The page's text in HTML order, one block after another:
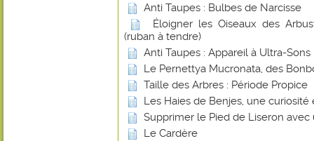
Anti Taupes : Bulbes de Narcisse
Éloigner les Oiseaux des
(ruban à tendre)
Anti Taupes : Appareil à Ultra-Sons
Le Pernettya Mucronata, des
Taille des Arbres : Période Propice
Les Haies de Benjes, une
Supprimer le Pied de Liseron
Le Cardère